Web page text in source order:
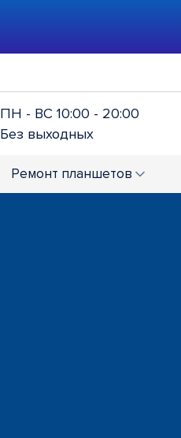
ПН - ВС 10:00 - 20:00
Без выходных
Ремонт планшетов